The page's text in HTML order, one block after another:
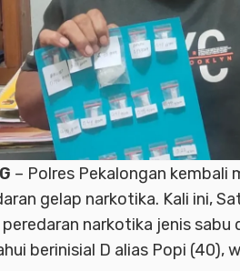
– Polres Pekalongan kembali
gelap narkotika. Kali ini,
narkotika jenis sabu
berinisial D alias Popi (40),